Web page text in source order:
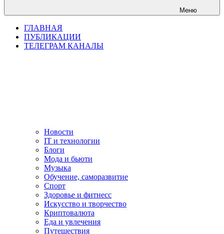
Меню
ГЛАВНАЯ
ПУБЛИКАЦИИ
ТЕЛЕГРАМ КАНАЛЫ
Новости
IT и технологии
Блоги
Мода и бьюти
Музыка
Обучение, саморазвитие
Спорт
Здоровье и фитнесс
Искусство и творчество
Криптовалюта
Еда и увлечения
Путешествия